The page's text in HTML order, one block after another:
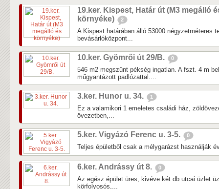
19.ker. Kispest, Határ út (M3 megálló
környéke)
2
A Kispest határában álló 53000 négyzetméteres
bevásárlóközpont...
10.ker. Gyömrői út 29/B. 0
546 m2 megszünt pékség ingatlan. A fszt. 4 m
műgyantázott padlózattal....
3.ker. Hunor u. 34. 1
Ez a valamikori 1 emeletes családi ház,
övezetben,...
5.ker. Vigyázó Ferenc u. 3-5. 0
Teljes épületből csak a mélygarázst használják
6.ker. Andrássy út 8. 0
Az egész épület üres, kivéve két db utcai üzlet
körfolyosós,...